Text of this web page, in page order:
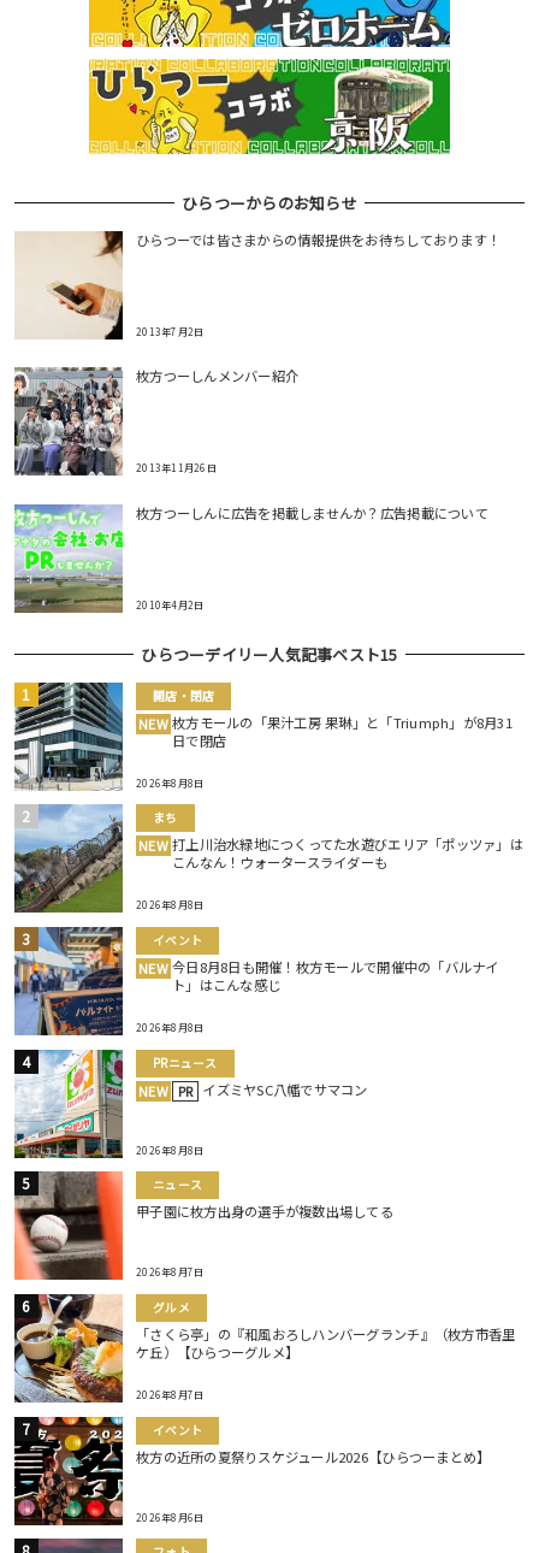
ひらつーからのお知らせ
ひらつーでは皆さまからの情報提供をお待ちしております！
2013年7月2日
枚方つーしんメンバー紹介
2013年11月26日
枚方つーしんに広告を掲載しませんか？広告掲載について
2010年4月2日
ひらつーデイリー人気記事ベスト15
開店・閉店
NEW 枚方モールの「果汁工房 果琳」と「Triumph」が8月31
日で閉店
2026年8月8日
まち
NEW 打上川治水緑地につくってた水遊びエリア「ポッツァ」は
こんなん！ウォータースライダーも
2026年8月8日
イベント
NEW 今日8月8日も開催！枚方モールで開催中の「バルナイ
ト」はこんな感じ
2026年8月8日
PRニュース
NEW PR イズミヤSC八幡でサマコン
2026年8月8日
ニュース
甲子園に枚方出身の選手が複数出場してる
2026年8月7日
グルメ
「さくら亭」の『和風おろしハンバーグランチ』（枚方市香里
ケ丘）【ひらつーグルメ】
2026年8月7日
イベント
枚方の近所の夏祭りスケジュール2026【ひらつーまとめ】
2026年8月6日